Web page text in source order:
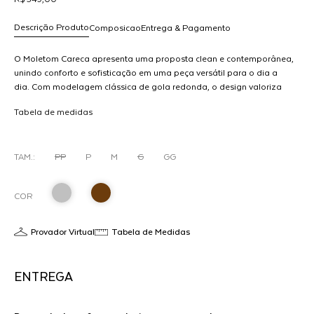
Composicao
Descrição Produto Entrega & Pagamento
O Moletom Careca apresenta uma proposta clean e contemporânea,
unindo conforto e sofisticação em uma peça versátil para o dia a
dia. Com modelagem clássica de gola redonda, o design valoriza
canelados nos punhos, gola e barra garantem estrutura à peça,
reforça o caráter moderno do design.Ideal para composições
que combina praticidade, estilo e conforto.
Tabela de medidas
TAM.: PP P M G GG
COR
Provador Virtual Tabela de Medidas
ENTREGA